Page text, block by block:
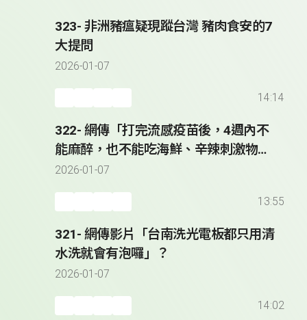
323- 非洲豬瘟疑現蹤台灣 豬肉食安的7
大提問
2026-01-07
14:14
322- 網傳「打完流感疫苗後，4週內不
能麻醉，也不能吃海鮮、辛辣刺激物及
飲酒」？
2026-01-07
13:55
321- 網傳影片「台南洗光電板都只用清
水洗就會有泡囉」？
2026-01-07
14:02